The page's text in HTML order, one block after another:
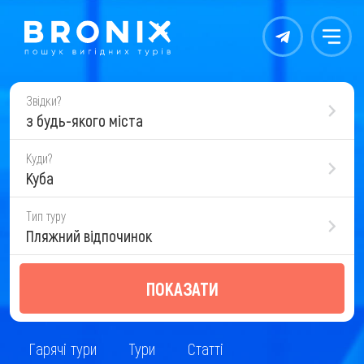
Контакты Меню
Звідки?
з будь-якого міста
Куди?
Куба
Тип туру
Пляжний відпочинок
ПОКАЗАТИ
Гарячі тури Тури Статті